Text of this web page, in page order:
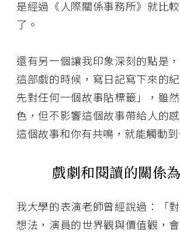
是經過《人際關係事務所》就比
了。
還有另一個讓我印象深刻的點是
這部戲的時候，寫日記寫下來的
先對任何一個故事貼標籤」，雖
色，但不影響這個故事帶給人的
這個故事和你有共鳴，就能觸動到
戲劇和閱讀的關係
我大學的表演老師曾經說過：「
想法，演員的世界觀與價值觀，